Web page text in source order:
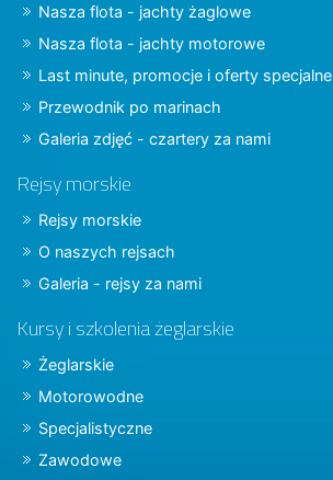
Nasza flota - jachty żaglowe
Nasza flota - jachty motorowe
Last minute, promocje i oferty specjalne
Przewodnik po marinach
Galeria zdjęć - czartery za nami
Rejsy morskie
Rejsy morskie
O naszych rejsach
Galeria - rejsy za nami
Kursy i szkolenia żeglarskie
Żeglarskie
Motorowodne
Specjalistyczne
Zawodowe